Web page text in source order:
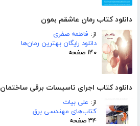
دانلود کتاب رمان عاشقم بمون
از: فاطمه صفری
دانلود رایگان بهترین رمان‌ها
۱۴۰ صفحه
دانلود کتاب اجرای تاسیسات برقی ساختمان
از: علی بیات
کتاب‌های مهندسی برق
۳۴ صفحه